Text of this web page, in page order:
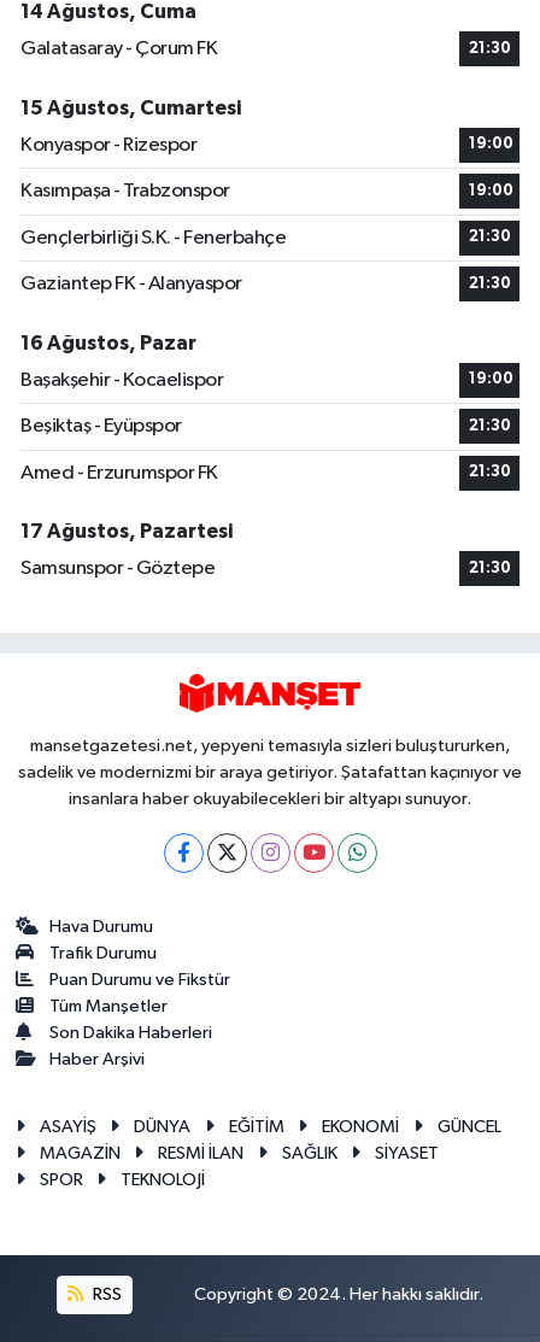
14 Ağustos, Cuma
Galatasaray - Çorum FK
21:30
15 Ağustos, Cumartesi
Konyaspor - Rizespor
19:00
Kasımpaşa - Trabzonspor 19:00
Gençlerbirliği S.K. - Fenerbahçe 21:30
Gaziantep FK - Alanyaspor 21:30
16 Ağustos, Pazar
Başakşehir - Kocaelispor
19:00
Beşiktaş - Eyüpspor 21:30
Amed - Erzurumspor FK 21:30
17 Ağustos, Pazartesi
Samsunspor - Göztepe
21:30
mansetgazetesi.net, yepyeni temasıyla sizleri buluştururken,
sadelik ve modernizmi bir araya getiriyor. Şatafattan kaçınıyor ve
insanlara haber okuyabilecekleri bir altyapı sunuyor.
Hava Durumu
Trafik Durumu
Puan Durumu ve Fikstür
Tüm Manşetler
Son Dakika Haberleri
Haber Arşivi
ASAYİŞ DÜNYA EĞİTİM EKONOMİ
GÜNCEL
MAGAZİN
RESMİ İLAN SAĞLIK
SİYASET
SPOR
TEKNOLOJİ
RSS Copyright © 2024. Her hakkı saklıdır.